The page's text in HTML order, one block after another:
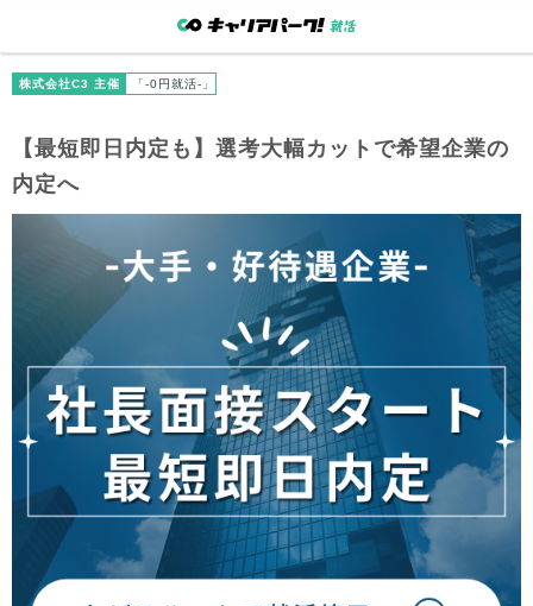
株式会社C3 主催 「-0円就活-」
【最短即日内定も】選考大幅カットで希望企業の
内定へ